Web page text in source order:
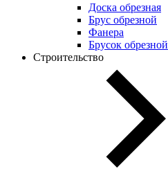
Доска обрезная
Брус обрезной
Фанера
Брусок обрезной
Строительство